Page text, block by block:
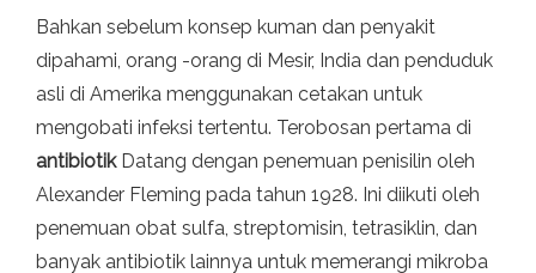
Bahkan sebelum konsep kuman dan penyakit
dipahami, orang -orang di Mesir, India dan penduduk
asli di Amerika menggunakan cetakan untuk
mengobati infeksi tertentu. Terobosan pertama di
antibiotikDatang dengan penemuan penisilin oleh
Alexander Fleming pada tahun 1928. Ini diikuti oleh
penemuan obat sulfa, streptomisin, tetrasiklin, dan
banyak antibiotik lainnya untuk memerangi mikroba